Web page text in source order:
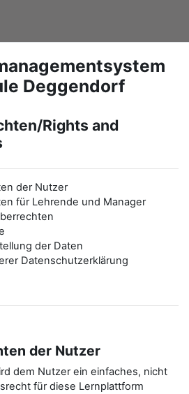
Deggendorf
Rights and
der Nutzer
für Lehrende und Manager
der Daten
Datenschutzerklärung
der Nutzer
dem Nutzer ein einfaches, nicht
für diese Lernplattform